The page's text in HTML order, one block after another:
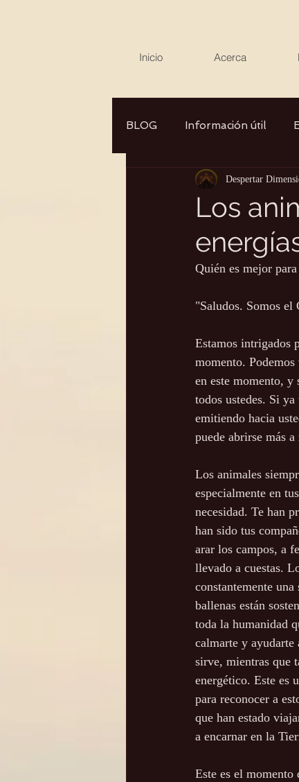
Inicio Acerca
BLOG Información útil
Canalizaciones/Entrevistas
Aromaterapia/Herbolaria
Los
Despertar
Quién es mejor
"Saludos. Somos el
Estamos intrigados
momento. Podemos
en este momento, y
todos ustedes. Si
emitiendo hacia
puede abrirse más
Los animales
especialmente en
necesidad. Te han
han sido tus
arar los campos, a
llevado a cuestas.
constantemente
ballenas están
toda la humanidad
calmarte y
sirve, mientras que
energético. Este es
para reconocer a
que han estado
a encarnar en la
Este es el momento